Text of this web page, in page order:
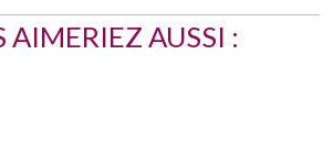
AIMERIEZ AUSSI :